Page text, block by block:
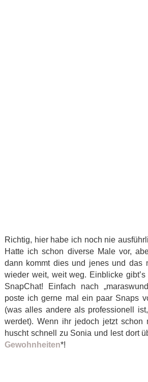
Richtig, hier habe ich noch nie
Hatte ich schon diverse Male vor,
dann kommt dies und jenes und das
wieder weit, weit weg. Einblicke
SnapChat! Einfach nach
poste ich gerne mal ein paar Snaps
(was alles andere als professionell
werdet). Wenn ihr jedoch jetzt schon
huscht schnell zu Sonia und lest dort
Gewohnheiten*!